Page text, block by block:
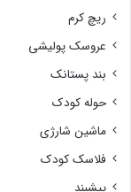
ریچ کرم
عروسک پولیشی
بند پستانک
حوله کودک
ماشین شارژی
فلاسک کودک
پیشبند